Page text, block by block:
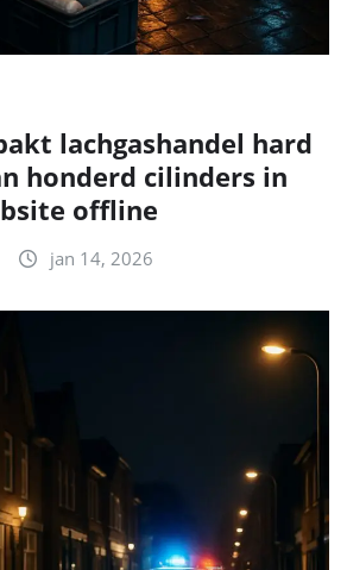
lachgashandel hard
honderd cilinders in
offline
jan 14, 2026